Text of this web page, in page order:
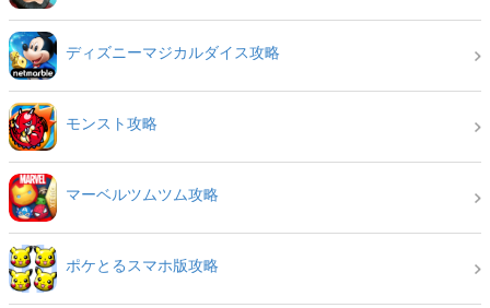
ディズニーマジカルダイス攻略
モンスト攻略
マーベルツムツム攻略
ポケとるスマホ版攻略